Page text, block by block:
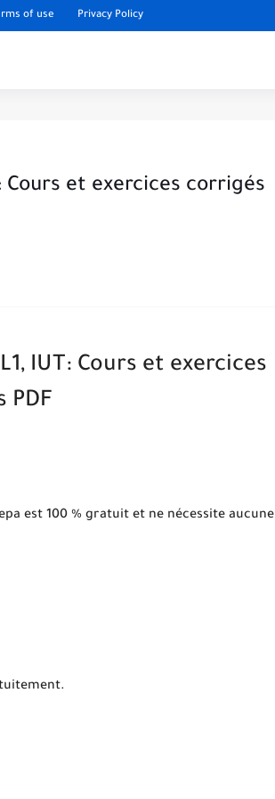
of use Privacy Policy
Cours et exercices corrigés
IUT: Cours et exercices
PDF
est 100 % gratuit et ne nécessite aucune